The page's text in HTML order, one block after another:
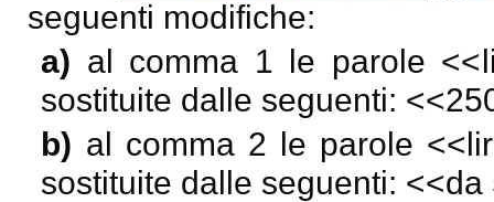
seguenti modifiche:
a) al comma 1 le parole <<
sostituite dalle seguenti: <<
b) al comma 2 le parole <<
sostituite dalle seguenti: <<da